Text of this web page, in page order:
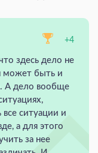
+4
здесь дело не
может быть и
А дело вообще
ситуации и
а для этого
за нее